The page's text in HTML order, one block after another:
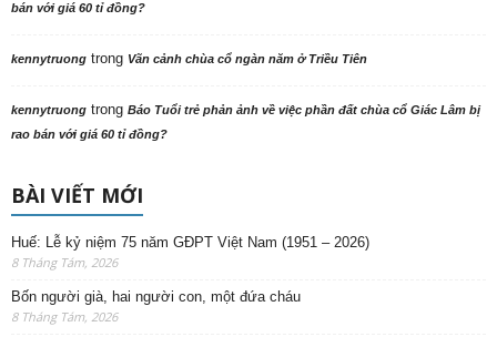
bán với giá 60 tỉ đồng?
kennytruong trong Vãn cảnh chùa cổ ngàn năm ở Triều Tiên
kennytruong trong Báo Tuổi trẻ phản ảnh về việc phần đất chùa cổ Giác Lâm bị
rao bán với giá 60 tỉ đồng?
BÀI VIẾT MỚI
Huế: Lễ kỷ niệm 75 năm GĐPT Việt Nam (1951 – 2026)
8 Tháng Tám, 2026
Bốn người già, hai người con, một đứa cháu
8 Tháng Tám, 2026